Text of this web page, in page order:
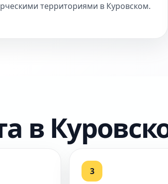
территориями в Куровском.
в
3